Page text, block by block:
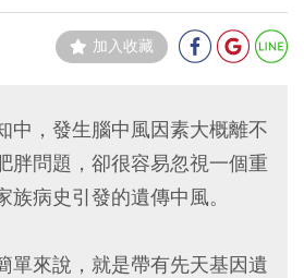
加入收藏
中，發生腦中風因素大概離不
胖問題，卻很容易忽視一個重
族病史引發的遺傳中風。
單來說，就是帶有先天基因遺